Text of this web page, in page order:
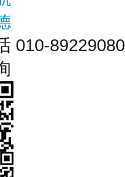
010-89229080